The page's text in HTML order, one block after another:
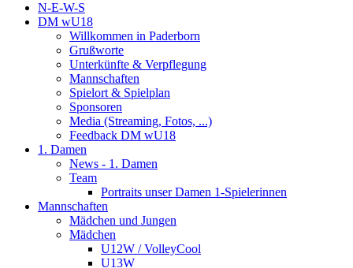
N-E-W-S
DM wU18
Willkommen in Paderborn
Grußworte
Unterkünfte & Verpflegung
Mannschaften
Spielort & Spielplan
Sponsoren
Media (Streaming, Fotos, ...)
Feedback DM wU18
1. Damen
News - 1. Damen
Team
Portraits unser Damen 1-Spielerinnen
Mannschaften
Mädchen und Jungen
Mädchen
U12W / VolleyCool
U13W